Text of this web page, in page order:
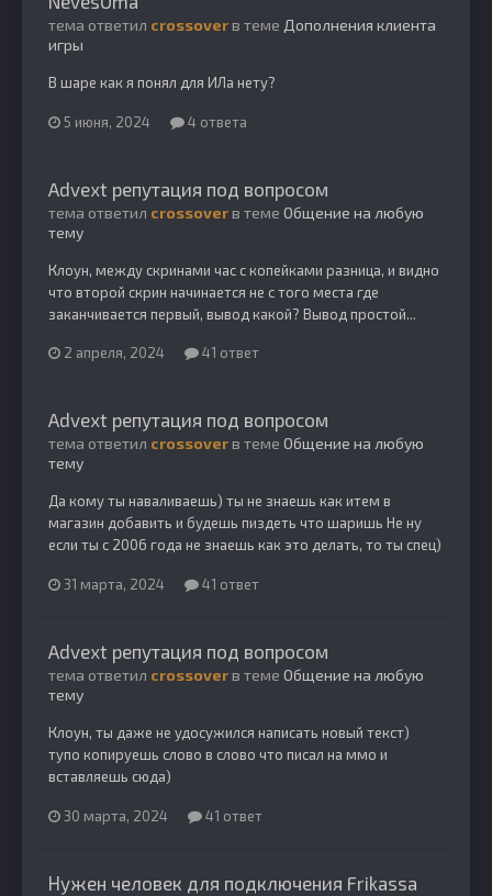
тема ответил crossoverв теме Дополнения клиента
игры
В шаре как я понял для ИЛа нету?
5 июня, 2024 4 ответа
Advext репутация под вопросом
тема ответил crossoverв теме Общение на любую
тему
Клоун, между скринами час с копейками разница, и видно
что второй скрин начинается не с того места где
заканчивается первый, вывод какой? Вывод простой...
2 апреля, 2024 41 ответ
Advext репутация под вопросом
тема ответил crossoverв теме Общение на любую
тему
Да кому ты наваливаешь) ты не знаешь как итем в
магазин добавить и будешь пиздеть что шаришь Не ну
если ты с 2006 года не знаешь как это делать, то ты спец)
31 марта, 2024 41 ответ
Advext репутация под вопросом
тема ответил crossoverв теме Общение на любую
тему
Клоун, ты даже не удосужился написать новый текст)
тупо копируешь слово в слово что писал на ммо и
вставляешь сюда)
30 марта, 2024 41 ответ
Нужен человек для подключения Frikassa